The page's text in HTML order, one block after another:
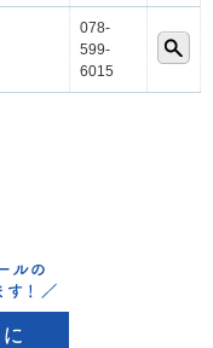
078-
599-
6015